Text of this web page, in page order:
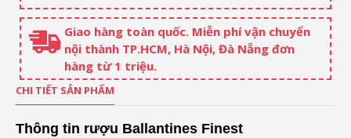
Giao hàng toàn quốc. Miễn phí vận chuyển
nội thành TP.HCM, Hà Nội, Đà Nẵng đơn
hàng từ 1 triệu.
CHI TIẾT SẢN PHẨM
Thông tin rượu Ballantines Finest